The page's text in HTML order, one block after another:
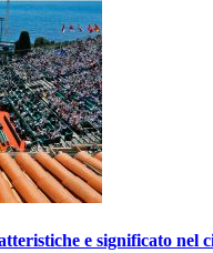
e significato nel